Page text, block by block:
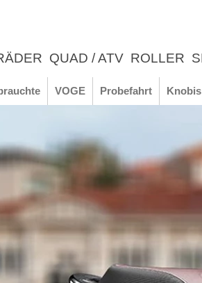
QUAD / ATV ROLLER
NEWS ERLEBNIS
VOGE Probefahrt